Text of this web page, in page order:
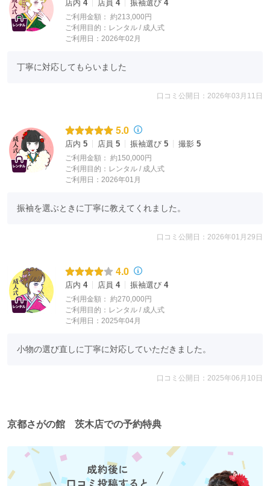
店内 4 店員 4 振袖選び 4
ご利用金額： 約213,000円
ご利用目的： レンタル / 成人式
ご利用日：2026年02月
丁寧に対応してもらいました
口コミ公開日：2026年03月11日
5.0
店内 5 店員 5 振袖選び 5 撮影 5
ご利用金額： 約150,000円
ご利用目的： レンタル / 成人式
ご利用日：2026年01月
振袖を選ぶときに丁寧に教えてくれました。
口コミ公開日：2026年01月29日
4.0
店内 4 店員 4 振袖選び 4
ご利用金額： 約270,000円
ご利用目的： レンタル / 成人式
ご利用日：2025年04月
小物の選び直しに丁寧に対応していただきました。
口コミ公開日：2025年06月10日
京都さがの館 茨木店での予約特典